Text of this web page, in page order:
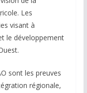
Les
visant à
le développement
sont les preuves
régionale,